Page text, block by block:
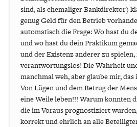
sind, als ehemaliger Bankdirektor)
genug Geld für den Betrieb
automatisch die Frage: Wo hast du
und wo hast du dein Praktikum
und der Existenz anderer zu
verantwortungslos! Die Wahrheit
manchmal weh, aber glaube mir,
Von Lügen und dem Betrug der
eine Weile leben!!! Warum konnten
die im Voraus prognostiziert
korrekt und ehrlich an alle